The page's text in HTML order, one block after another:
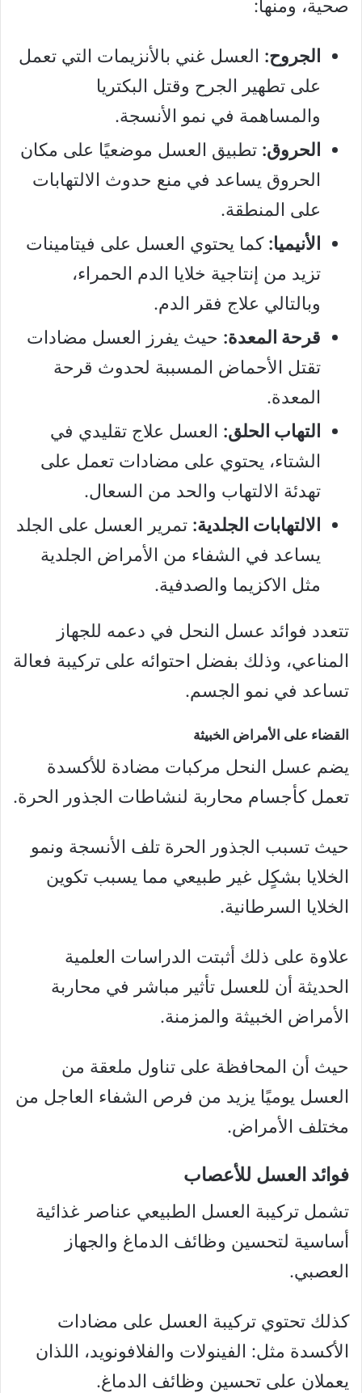
صحية، ومنها:
الجروح: العسل غني بالأنزيمات التي تعمل
على تطهير الجرح وقتل البكتريا
والمساهمة في نمو الأنسجة.
الحروق: تطبيق العسل موضعيًا على مكان
الحروق يساعد في منع حدوث الالتهابات
على المنطقة.
الأنيميا: كما يحتوي العسل على فيتامينات
تزيد من إنتاجية خلايا الدم الحمراء،
وبالتالي علاج فقر الدم.
قرحة المعدة: حيث يفرز العسل مضادات
تقتل الأحماض المسببة لحدوث قرحة
المعدة.
التهاب الحلق: العسل علاج تقليدي في
الشتاء، يحتوي على مضادات تعمل على
تهدئة الالتهاب والحد من السعال.
الالتهابات الجلدية: تمرير العسل على الجلد
يساعد في الشفاء من الأمراض الجلدية
مثل الاكزيما والصدفية.
تتعدد فوائد عسل النحل في دعمه للجهاز
المناعي، وذلك بفضل احتوائه على تركيبة فعالة
تساعد في نمو الجسم.
القضاء على الأمراض الخبيثة
يضم عسل النحل مركبات مضادة للأكسدة
تعمل كأجسام محاربة لنشاطات الجذور الحرة.
حيث تسبب الجذور الحرة تلف الأنسجة ونمو
الخلايا بشكٍل غير طبيعي مما يسبب تكوين
الخلايا السرطانية.
علاوة على ذلك أثبتت الدراسات العلمية
الحديثة أن للعسل تأثير مباشر في محاربة
الأمراض الخبيثة والمزمنة.
حيث أن المحافظة على تناول ملعقة من
العسل يوميًا يزيد من فرص الشفاء العاجل من
مختلف الأمراض.
فوائد العسل للأعصاب
تشمل تركيبة العسل الطبيعي عناصر غذائية
أساسية لتحسين وظائف الدماغ والجهاز
العصبي.
كذلك تحتوي تركيبة العسل على مضادات
الأكسدة مثل: الفينولات والفلافونويد، اللذان
يعملان على تحسين وظائف الدماغ.